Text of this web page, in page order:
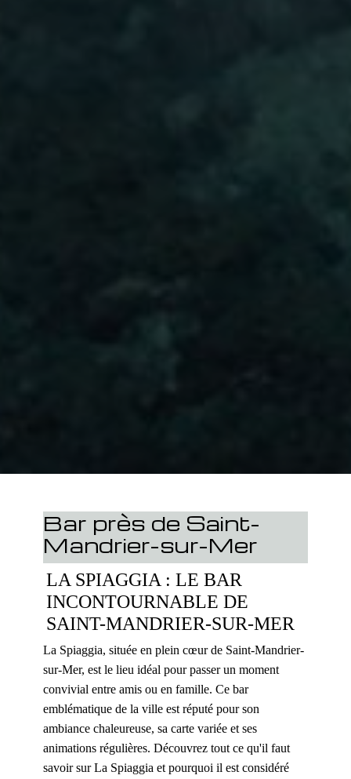
Bar près de Saint-
Mandrier-sur-Mer
LA SPIAGGIA : LE BAR
INCONTOURNABLE DE
SAINT-MANDRIER-SUR-MER
La Spiaggia, située en plein cœur de Saint-Mandrier-
sur-Mer, est le lieu idéal pour passer un moment
convivial entre amis ou en famille. Ce bar
emblématique de la ville est réputé pour son
ambiance chaleureuse, sa carte variée et ses
animations régulières. Découvrez tout ce qu'il faut
savoir sur La Spiaggia et pourquoi il est considéré